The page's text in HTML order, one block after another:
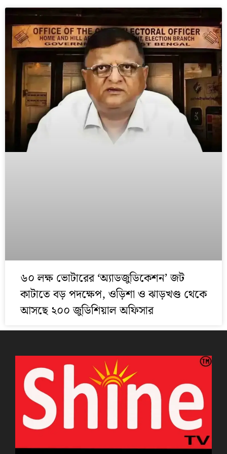
৬০ লক্ষ ভোটারের ‘অ্যাডজুডিকেশন’ জট
কাটাতে বড় পদক্ষেপ, ওড়িশা ও ঝাড়খণ্ড থেকে
আসছে ২০০ জুডিশিয়াল অফিসার